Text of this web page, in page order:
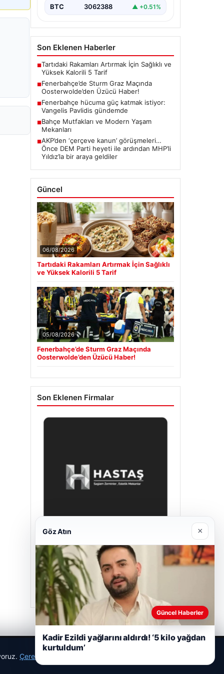
BTC 3062388 ▲ +0.51%
Son Eklenen Haberler
■Tartıdaki Rakamları Artırmak İçin Sağlıklı ve
Yüksek Kalorili 5 Tarif
■Fenerbahçe’de Sturm Graz Maçında
Oosterwolde’den Üzücü Haber!
■Fenerbahçe hücuma güç katmak istiyor:
Vangelis Pavlidis gündemde
■Bahçe Mutfakları ve Modern Yaşam
Mekanları
■AKP’den ‘çerçeve kanun’ görüşmeleri…
Önce DEM Parti heyeti ile ardından MHP’li
Yıldız’la bir araya geldiler
Güncel
06/08/2026
Tartıdaki Rakamları Artırmak İçin Sağlıklı
ve Yüksek Kalorili 5 Tarif
05/08/2026
Fenerbahçe’de Sturm Graz Maçında
Oosterwolde’den Üzücü Haber!
Son Eklenen Firmalar
Hastaş Beton
26/05/2026
Çerez Politikamız
Göz Atın ×
Güncel Haberler
Kadir Ezildi yağlarını aldırdı! ‘5 kilo yağdan
kurtuldum’